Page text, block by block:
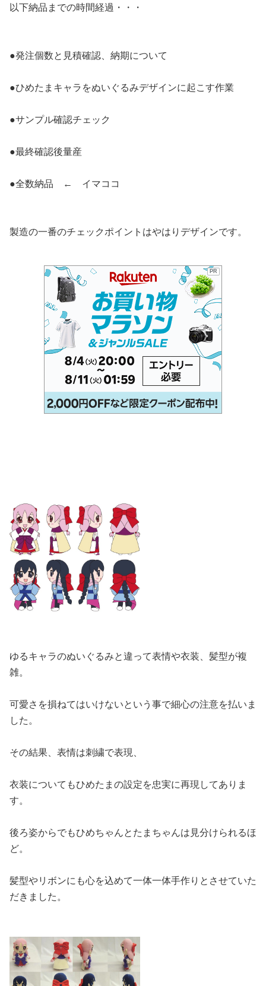
以下納品までの時間経過・・・
●発注個数と見積確認、納期について
●ひめたまキャラをぬいぐるみデザインに起こす作業
●サンプル確認チェック
●最終確認後量産
●全数納品 ← イマココ
製造の一番のチェックポイントはやはりデザインです。
PR
ゆるキャラのぬいぐるみと違って表情や衣装、髪型が複
雑。
可愛さを損ねてはいけないという事で細心の注意を払いま
した。
その結果、表情は刺繍で表現、
衣装についてもひめたまの設定を忠実に再現してありま
す。
後ろ姿からでもひめちゃんとたまちゃんは見分けられるほ
ど。
髪型やリボンにも心を込めて一体一体手作りとさせていた
だきました。